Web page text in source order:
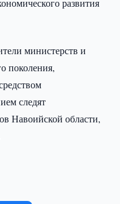
развития
министерств и
поколения,
следят
Навоийской области,